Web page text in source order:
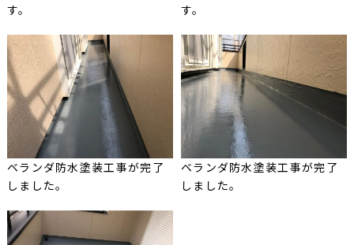
す。
す。
ベランダ防水塗装工事が完了
しました。
ベランダ防水塗装工事が完了
しました。